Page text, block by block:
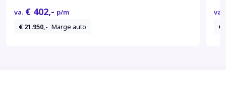
va. € 402,- p/m
€ 21.950,- Marge auto
va.
€